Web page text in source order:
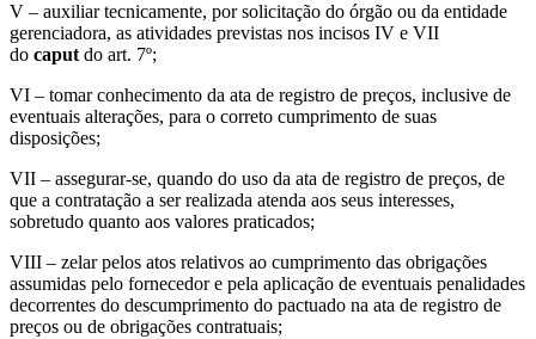
V – auxiliar tecnicamente, por solicitação do órgão ou da entidade
gerenciadora, as atividades previstas nos incisos IV e VII
do caputdo art. 7º;
VI – tomar conhecimento da ata de registro de preços, inclusive de
eventuais alterações, para o correto cumprimento de suas
disposições;
VII – assegurar-se, quando do uso da ata de registro de preços, de
que a contratação a ser realizada atenda aos seus interesses,
sobretudo quanto aos valores praticados;
VIII – zelar pelos atos relativos ao cumprimento das obrigações
assumidas pelo fornecedor e pela aplicação de eventuais penalidades
decorrentes do descumprimento do pactuado na ata de registro de
preços ou de obrigações contratuais;